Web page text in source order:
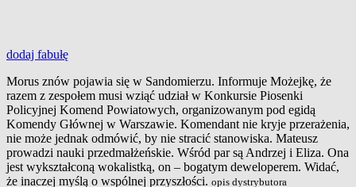
dodaj fabułę
Morus znów pojawia się w Sandomierzu. Informuje Możejkę, że
razem z zespołem musi wziąć udział w Konkursie Piosenki
Policyjnej Komend Powiatowych, organizowanym pod egidą
Komendy Głównej w Warszawie. Komendant nie kryje przerażenia,
nie może jednak odmówić, by nie stracić stanowiska. Mateusz
prowadzi nauki przedmałżeńskie. Wśród par są Andrzej i Eliza. Ona
jest wykształconą wokalistką, on – bogatym deweloperem. Widać,
że inaczej myślą o wspólnej przyszłości. opis dystrybutora